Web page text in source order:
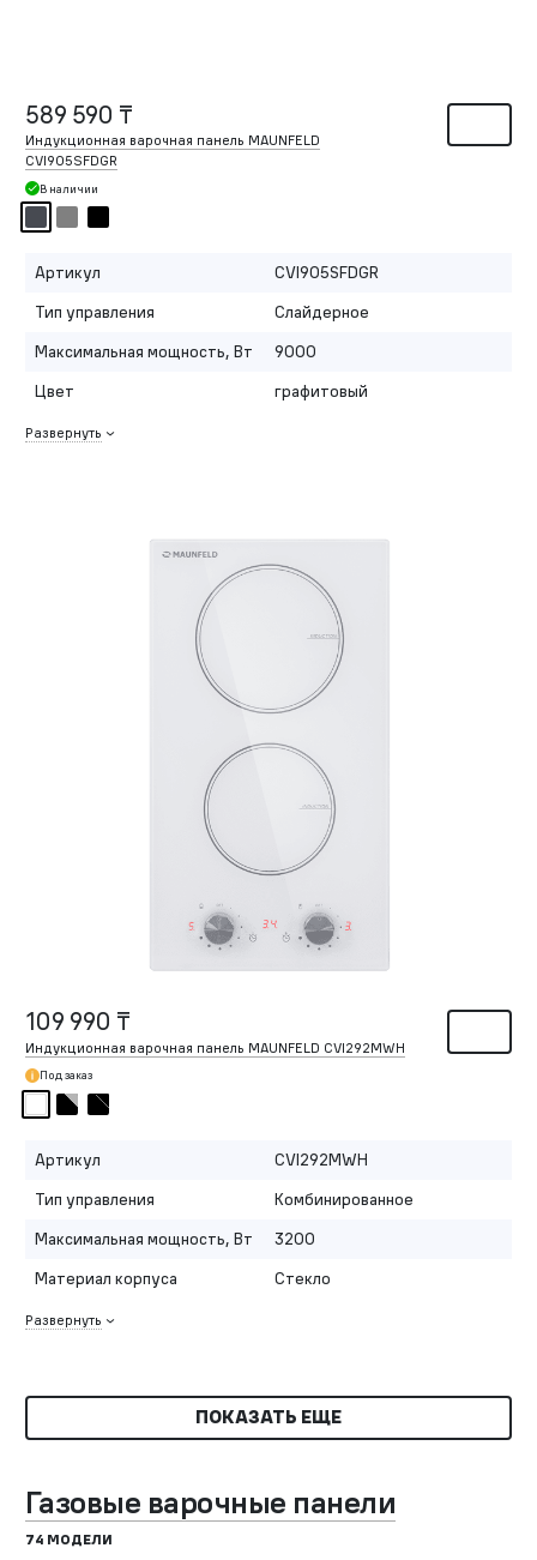
589 590 ₸
Индукционная варочная панель MAUNFELD
CVI905SFDGR
В наличии
Артикул
CVI905SFDGR
Тип управления
Слайдерное
Максимальная мощность, Вт
9000
Цвет
графитовый
Развернуть
109 990 ₸
Индукционная варочная панель MAUNFELD CVI292MWH
Под заказ
Артикул
CVI292MWH
Тип управления
Комбинированное
Максимальная мощность, Вт
3200
Материал корпуса
Стекло
Развернуть
ПОКАЗАТЬ ЕЩЕ
Газовые варочные панели
74 МОДЕЛИ